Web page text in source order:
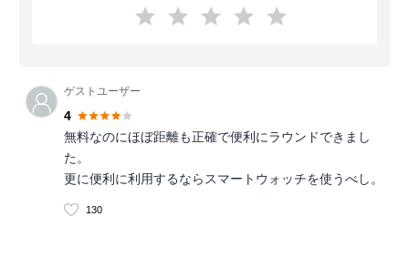
ゲストユーザー
4
無料なのにほぼ距離も正確で便利にラウンドできまし
た。
更に便利に利用するならスマートウォッチを使うべし。
130